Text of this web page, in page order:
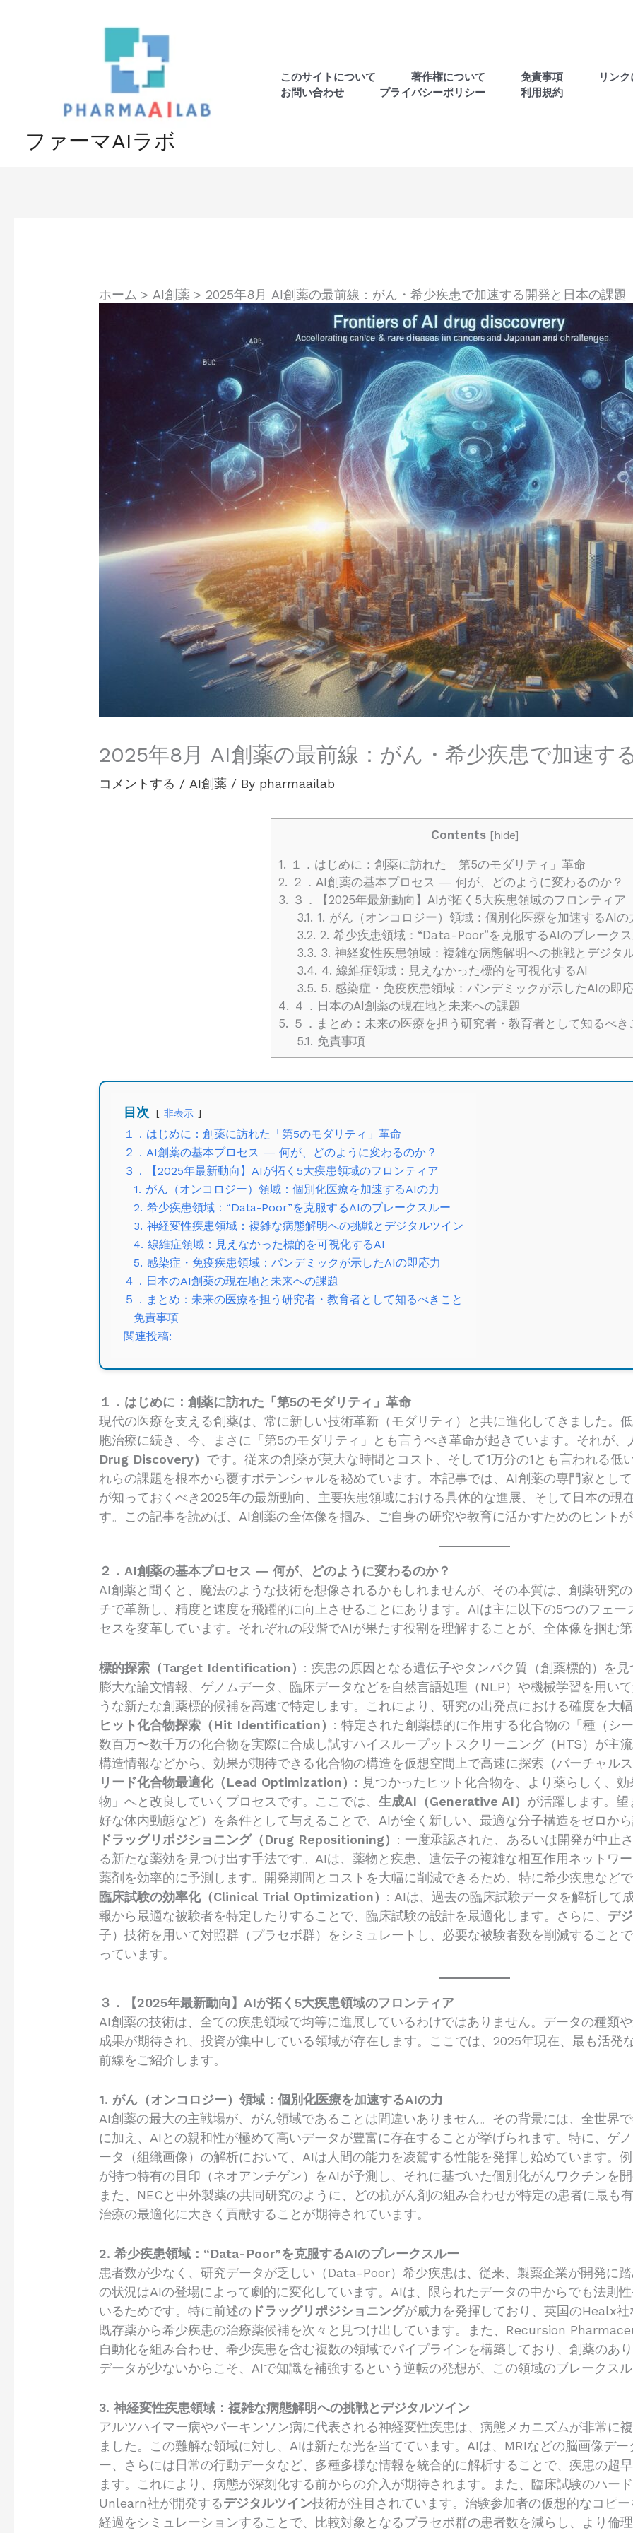
ファーマAIラボ
このサイトについて 著作権について 免責事項 リン
お問い合わせ
プライバシーポリシー 利用規約
ホーム AI創薬 2025年8月 AI創薬の最前線：がん・希少疾患で加速する開発と日本の課題
2025年8月 AI創薬の最前線：がん・希少疾患で加速す
コメントする / AI創薬 / By pharmaailab
Contents [hide]
1. １．はじめに：創薬に訪れた「第5のモダリティ」革命
2. ２．AI創薬の基本プロセス ― 何が、どのように変わるのか？
3. ３．【2025年最新動向】AIが拓く5大疾患領域のフロンティア
3.1. 1. がん（オンコロジー）領域：個別化医療を加速するAIの
3.2. 2. 希少疾患領域：“Data-Poor”を克服するAIのブレーク
3.3. 3. 神経変性疾患領域：複雑な病態解明への挑戦とデジタ
3.4. 4. 線維症領域：見えなかった標的を可視化するAI
3.5. 5. 感染症・免疫疾患領域：パンデミックが示したAIの即
4. ４．日本のAI創薬の現在地と未来への課題
5. ５．まとめ：未来の医療を担う研究者・教育者として知るべき
5.1. 免責事項
目次 非表示
１．はじめに：創薬に訪れた「第5のモダリティ」革命
２．AI創薬の基本プロセス ― 何が、どのように変わるのか？
３．【2025年最新動向】AIが拓く5大疾患領域のフロンティア
1. がん（オンコロジー）領域：個別化医療を加速するAIの力
2. 希少疾患領域：“Data-Poor”を克服するAIのブレークスルー
3. 神経変性疾患領域：複雑な病態解明への挑戦とデジタルツイン
4. 線維症領域：見えなかった標的を可視化するAI
5. 感染症・免疫疾患領域：パンデミックが示したAIの即応力
４．日本のAI創薬の現在地と未来への課題
５．まとめ：未来の医療を担う研究者・教育者として知るべきこと
免責事項
関連投稿:
１．はじめに：創薬に訪れた「第5のモダリティ」革命
現代の医療を支える創薬は、常に新しい技術革新（モダリティ）と共に進化してきました。
胞治療に続き、今、まさに「第5のモダリティ」とも言うべき革命が起きています。それが
Drug Discovery） です。従来の創薬が莫大な時間とコスト、そして1万分の1とも言われる低
れらの課題を根本から覆すポテンシャルを秘めています。本記事では、AI創薬の専門家とし
が知っておくべき2025年の最新動向、主要疾患領域における具体的な進展、そして日本の現
す。この記事を読めば、AI創薬の全体像を掴み、ご自身の研究や教育に活かすためのヒントが
２．AI創薬の基本プロセス ― 何が、どのように変わるのか？
AI創薬と聞くと、魔法のような技術を想像されるかもしれませんが、その本質は、創薬研究
チで革新し、精度と速度を飛躍的に向上させることにあります。AIは主に以下の5つのフェー
セスを変革しています。それぞれの段階でAIが果たす役割を理解することが、全体像を掴む第
標的探索（Target Identification） : 疾患の原因となる遺伝子やタンパク質（創薬標的）を見
膨大な論文情報、ゲノムデータ、臨床データなどを自然言語処理（NLP）や機械学習を用い
うな新たな創薬標的候補を高速で特定します。これにより、研究の出発点における確度を大
ヒット化合物探索（Hit Identification） : 特定された創薬標的に作用する化合物の「種（シ
数百万〜数千万の化合物を実際に合成し試すハイスループットスクリーニング（HTS）が主
構造情報などから、効果が期待できる化合物の構造を仮想空間上で高速に探索（バーチャルス
リード化合物最適化（Lead Optimization） : 見つかったヒット化合物を、より薬らしく、
物」へと改良していくプロセスです。ここでは、生成AI（Generative AI） が活躍します。
好な体内動態など）を条件として与えることで、AIが全く新しい、最適な分子構造をゼロから
ドラッグリポジショニング（Drug Repositioning） : 一度承認された、あるいは開発が中止
る新たな薬効を見つけ出す手法です。AIは、薬物と疾患、遺伝子の複雑な相互作用ネットワ
薬剤を効率的に予測します。開発期間とコストを大幅に削減できるため、特に希少疾患などで
臨床試験の効率化（Clinical Trial Optimization） : AIは、過去の臨床試験データを解析して
報から最適な被験者を特定したりすることで、臨床試験の設計を最適化します。さらに、 デ
子）技術を用いて対照群（プラセボ群）をシミュレートし、必要な被験者数を削減すること
っています。
３．【2025年最新動向】AIが拓く5大疾患領域のフロンティア
AI創薬の技術は、全ての疾患領域で均等に進展しているわけではありません。データの種類
成果が期待され、投資が集中している領域が存在します。ここでは、2025年現在、最も活発
前線をご紹介します。
1. がん（オンコロジー）領域：個別化医療を加速するAIの力
AI創薬の最大の主戦場が、がん領域であることは間違いありません。その背景には、全世界
に加え、AIとの親和性が極めて高いデータが豊富に存在することが挙げられます。特に、ゲ
ータ（組織画像）の解析において、AIは人間の能力を凌駕する性能を発揮し始めています。
が持つ特有の目印（ネオアンチゲン）をAIが予測し、それに基づいた個別化がんワクチンを
また、NECと中外製薬の共同研究のように、どの抗がん剤の組み合わせが特定の患者に最も
治療の最適化に大きく貢献することが期待されています。
2. 希少疾患領域：“Data-Poor”を克服するAIのブレークスルー
患者数が少なく、研究データが乏しい（Data-Poor）希少疾患は、従来、製薬企業が開発に
の状況はAIの登場によって劇的に変化しています。AIは、限られたデータの中からでも法則
いるためです。特に前述の ドラッグリポジショニングが威力を発揮しており、英国のHealx
既存薬から希少疾患の治療薬候補を次々と見つけ出しています。また、Recursion
自動化を組み合わせ、希少疾患を含む複数の領域でパイプラインを構築しており、創薬のあ
データが少ないからこそ、AIで知識を補強するという逆転の発想が、この領域のブレークスル
3. 神経変性疾患領域：複雑な病態解明への挑戦とデジタルツイン
アルツハイマー病やパーキンソン病に代表される神経変性疾患は、病態メカニズムが非常に
ました。この難解な領域に対し、AIは新たな光を当てています。AIは、MRIなどの脳画像デ
ー、さらには日常の行動データなど、多種多様な情報を統合的に解析することで、疾患の超
ます。これにより、病態が深刻化する前からの介入が期待されます。また、臨床試験のハー
Unlearn社が開発するデジタルツイン技術が注目されています。治験参加者の仮想的なコピ
経過をシミュレーションすることで、比較対象となるプラセボ群の患者数を減らし、より倫